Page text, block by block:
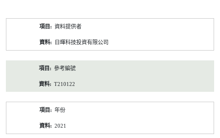
資料提供者
日暉科技投資有限公司
參考編號
T210122
年份
2021